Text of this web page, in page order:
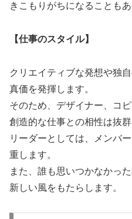
きこもりがちになることもあ
【仕事のスタイル】
クリエイティブな発想や独
真価を発揮します。
そのため、デザイナー、コ
創造的な仕事との相性は抜群
リーダーとしては、メンバ
重します。
また、誰も思いつかなかっ
新しい風をもたらします。